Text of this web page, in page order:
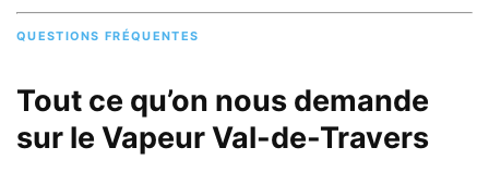
QUESTIONS FRÉQUENTES
Tout ce qu’on nous demande
sur le Vapeur Val-de-Travers